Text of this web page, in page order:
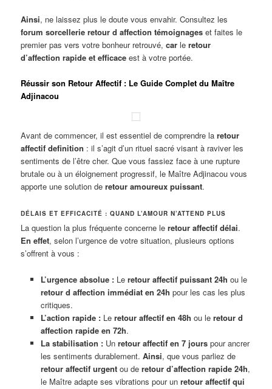
Ainsi, ne laissez plus le doute vous envahir. Consultez les
forum sorcellerie retour d affection témoignages et faites le
premier pas vers votre bonheur retrouvé,car leretour
d’affection rapide et efficace est à votre portée.
Réussir son Retour Affectif : Le Guide Complet du Maître
Adjinacou
Avant de commencer, il est essentiel de comprendre laretour
affectif definition : il s’agit d’un rituel sacré visant à raviver les
sentiments de l’être cher. Que vous fassiez face à une rupture
brutale ou à un éloignement progressif, le Maître Adjinacou vous
apporte une solution deretour amoureux puissant.
DÉLAIS ET EFFICACITÉ : QUAND L’AMOUR N’ATTEND PLUS
La question la plus fréquente concerne leretour affectif délai.
En effet, selon l’urgence de votre situation, plusieurs options
s’offrent à vous :
L’urgence absolue :Le retour affectif puissant 24h ou le
retour d affection immédiat en 24h pour les cas les plus
critiques.
L’action rapide :Le retour affectif en 48h ou le retour d
affection rapide en 72h.
La stabilisation :Un retour affectif en 7 jourspour ancrer
les sentiments durablement. Ainsi, que vous parliez de
retour affectif urgentou de retour d’affection rapide 24h,
le Maître adapte ses vibrations pour un retour affectif qui